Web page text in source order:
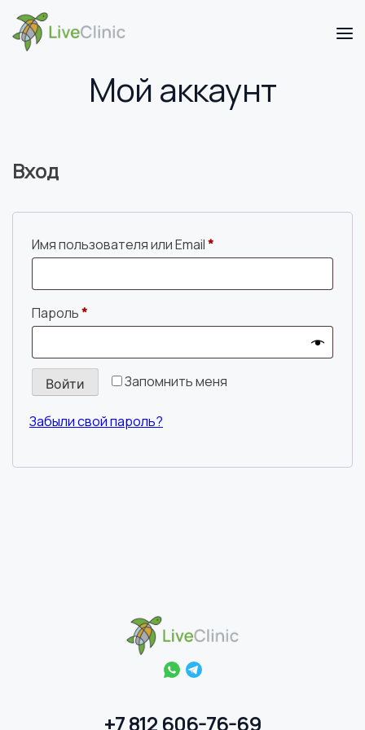
Мой аккаунт
Вход
Имя пользователя или Email*Обязательно
Пароль*Обязательно
Запомнить меня
Войти
Забыли свой пароль?
+7 812 606-76-69